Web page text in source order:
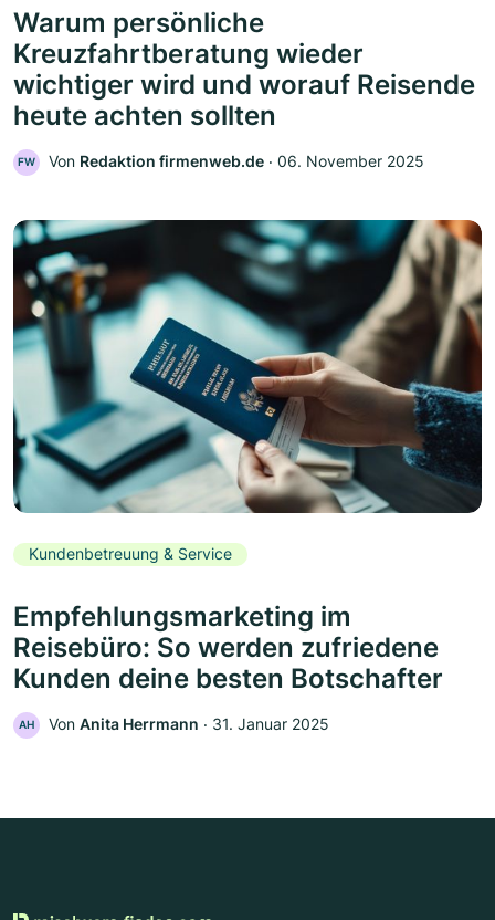
Warum persönliche
Kreuzfahrtberatung wieder
wichtiger wird und worauf Reisende
heute achten sollten
FW Von Redaktion firmenweb.de ‧ 06. November 2025
Kundenbetreuung & Service
Empfehlungsmarketing im
Reisebüro: So werden zufriedene
Kunden deine besten Botschafter
AH Von Anita Herrmann ‧ 31. Januar 2025